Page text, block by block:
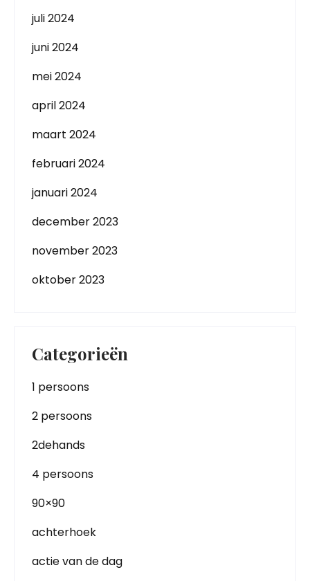
juli 2024
juni 2024
mei 2024
april 2024
maart 2024
februari 2024
januari 2024
december 2023
november 2023
oktober 2023
Categorieën
1 persoons
2 persoons
2dehands
4 persoons
90×90
achterhoek
actie van de dag